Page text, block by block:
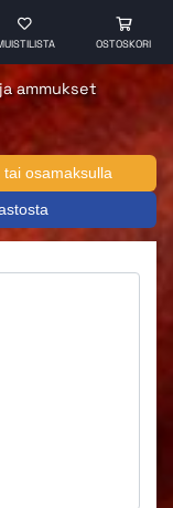
OSTOSKORI
ammukset
osamaksulla